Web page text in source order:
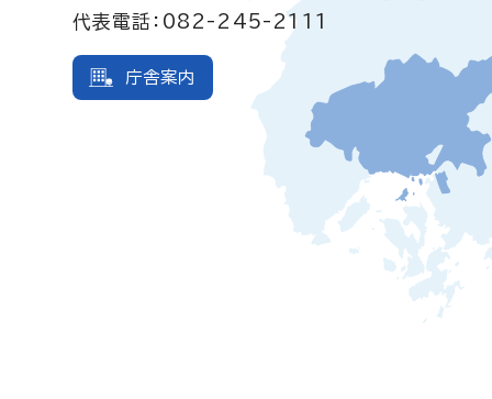
代表電話：082-245-2111
庁舎案内